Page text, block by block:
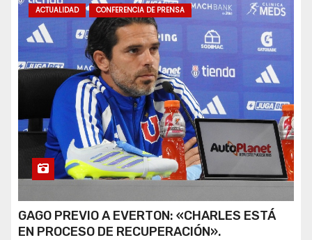
ACTUALIDAD CONFERENCIA DE PRENSA
GAGO PREVIO A EVERTON: «CHARLES ESTÁ
EN PROCESO DE RECUPERACIÓN».